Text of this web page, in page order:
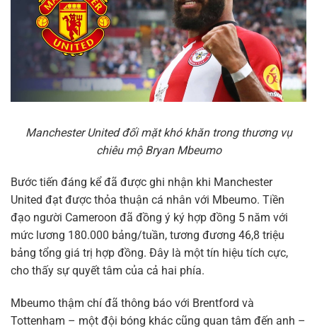
Manchester United đối mặt khó khăn trong thương vụ
chiêu mộ Bryan Mbeumo
Bước tiến đáng kể đã được ghi nhận khi Manchester
United đạt được thỏa thuận cá nhân với Mbeumo. Tiền
đạo người Cameroon đã đồng ý ký hợp đồng 5 năm với
mức lương 180.000 bảng/tuần, tương đương 46,8 triệu
bảng tổng giá trị hợp đồng. Đây là một tín hiệu tích cực,
cho thấy sự quyết tâm của cả hai phía.
Mbeumo thậm chí đã thông báo với Brentford và
Tottenham – một đội bóng khác cũng quan tâm đến anh –